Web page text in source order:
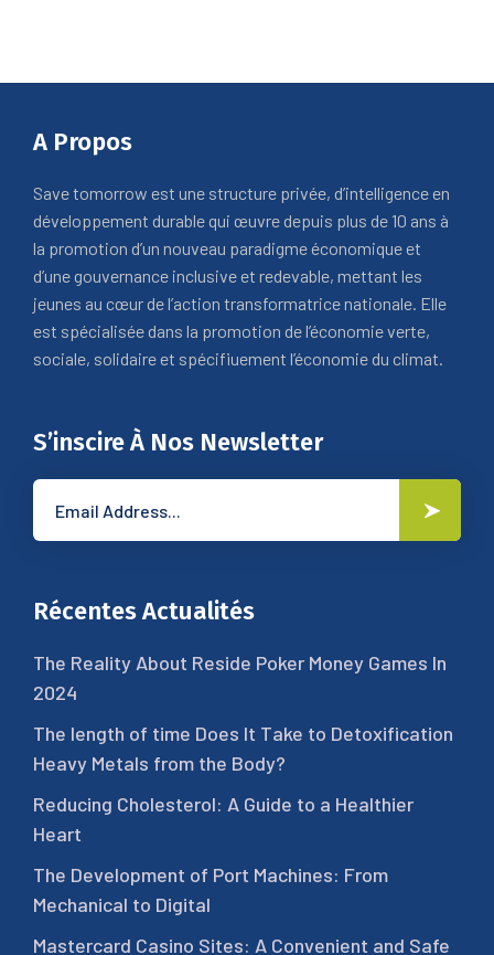
A Propos
Save tomorrow est une structure privée, d’intelligence en
développement durable qui œuvre depuis plus de 10 ans à
la promotion d’un nouveau paradigme économique et
d’une gouvernance inclusive et redevable, mettant les
jeunes au cœur de l’action transformatrice nationale. Elle
est spécialisée dans la promotion de l’économie verte,
sociale, solidaire et spécifiuement l’économie du climat.
S’inscire À Nos Newsletter
Récentes Actualités
The Reality About Reside Poker Money Games In
2024
The length of time Does It Take to Detoxification
Heavy Metals from the Body?
Reducing Cholesterol: A Guide to a Healthier
Heart
The Development of Port Machines: From
Mechanical to Digital
Mastercard Casino Sites: A Convenient and Safe